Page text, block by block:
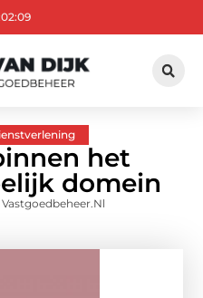
het
domein